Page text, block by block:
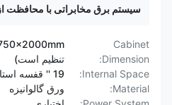
سیستم برق مخابراتی با محافظت
Cabinet
Dimension:
تنظیم است)
Internal Space:
19 '' قفسه استاندارد ، فضای 32U
Material:
ورق گالوانیزه